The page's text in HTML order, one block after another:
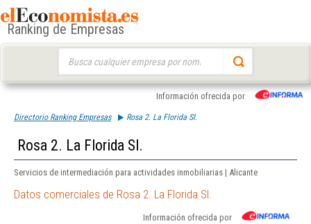
Ranking de Empresas
Información ofrecida por
Directorio Ranking Empresas Rosa 2. La Florida Sl.
Rosa 2. La Florida Sl.
Servicios de intermediación para actividades inmobiliarias | Alicante
Datos comerciales de Rosa 2. La Florida Sl.
Información ofrecida por